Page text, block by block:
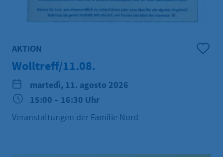
AKTION
Wolltreff/11.08.
martedì, 11. agosto 2026
15:00 – 16:30 Uhr
Veranstaltungen der Familie Nord